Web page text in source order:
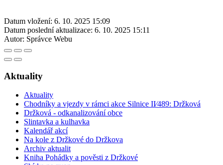
Datum vložení: 6. 10. 2025 15:09
Datum poslední aktualizace: 6. 10. 2025 15:11
Autor: Správce Webu
Aktuality
Aktuality
Chodníky a vjezdy v rámci akce Silnice II⁄489: Držková
Držková - odkanalizování obce
Slintavka a kulhavka
Kalendář akcí
Na kole z Držkové do Držkova
Archiv aktualit
Kniha Pohádky a pověsti z Držkové